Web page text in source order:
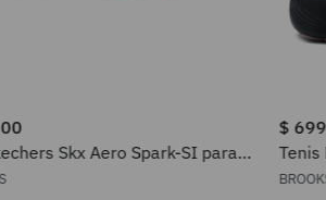
Skx Aero Spark-SI para
$ 699
Tenis